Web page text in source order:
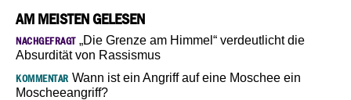
AM MEISTEN GELESEN
NACHGEFRAGT„Die Grenze am Himmel“ verdeutlicht die
Absurdität von Rassismus
KOMMENTAR Wann ist ein Angriff auf eine Moschee ein
Moscheeangriff?